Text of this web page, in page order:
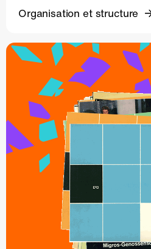
Organisation et structure